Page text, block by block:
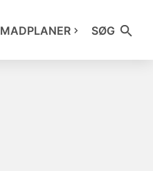
MADPLANER SØG